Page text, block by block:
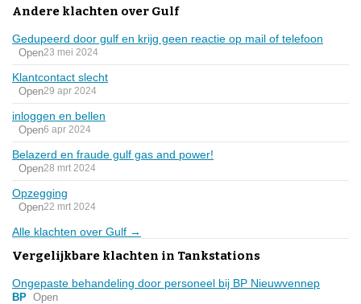
Andere klachten over Gulf
Gedupeerd door gulf en krijg geen reactie op mail of telefoon
Open23 mei 2024
Klantcontact slecht
Open29 apr 2024
inloggen en bellen
Open6 apr 2024
Belazerd en fraude gulf gas and power!
Open28 mrt 2024
Opzegging
Open22 mrt 2024
Alle klachten over Gulf →
Vergelijkbare klachten in Tankstations
Ongepaste behandeling door personeel bij BP Nieuwvennep
BP Open